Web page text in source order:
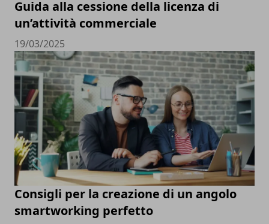
Guida alla cessione della licenza di
un’attività commerciale
19/03/2025
Consigli per la creazione di un angolo
smartworking perfetto